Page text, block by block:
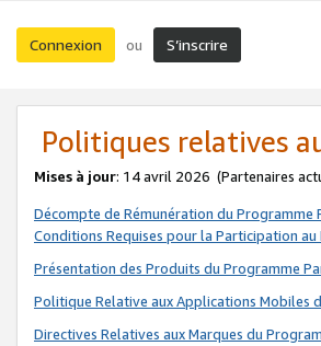
Connexion ou S’inscrire
Politiques relatives
Mises à jour: 14 avril 2026 (Partenaires
Décompte de Rémunération du Programme
Conditions Requises pour la Participation
Présentation des Produits du Programme
Politique Relative aux Applications Mobiles
Directives Relatives aux Marques du